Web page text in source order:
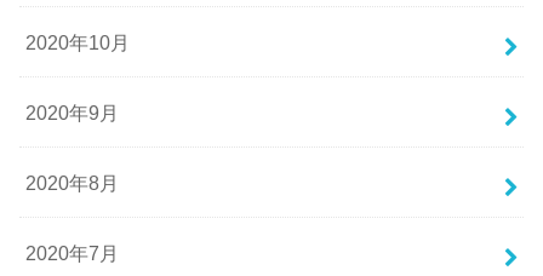
2020年10月
2020年9月
2020年8月
2020年7月